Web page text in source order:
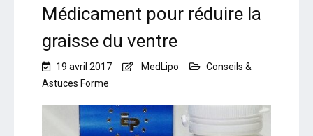
Médicament pour réduire la
graisse du ventre
19 avril 2017 MedLipo
Conseils &
Astuces Forme